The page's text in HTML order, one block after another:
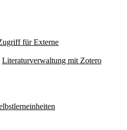
für Externe
Literaturverwaltung mit Zotero